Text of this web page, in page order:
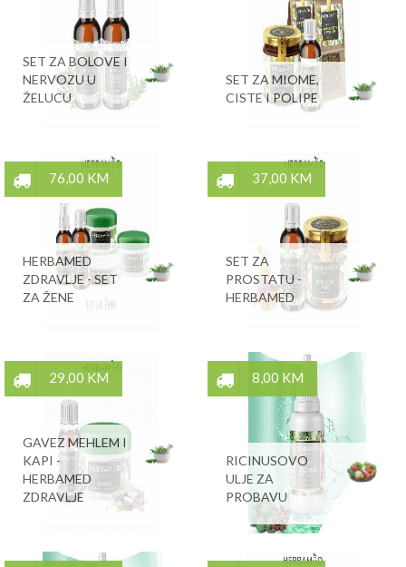
SET ZA BOLOVE I
NERVOZU U
ŽELUCU
SET ZA MIOME,
CISTE I POLIPE
76,00 KM
HERBAMED
ZDRAVLJE - SET
ZA ŽENE
37,00 KM
SET ZA
PROSTATU -
HERBAMED
29,00 KM
GAVEZ MEHLEM I
KAPI -
HERBAMED
ZDRAVLJE
8,00 KM
RICINUSOVO
ULJE ZA
PROBAVU